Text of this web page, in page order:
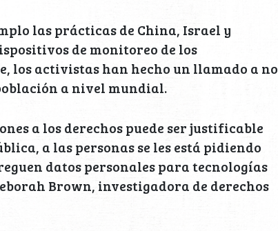
las prácticas de China, Israel y
de monitoreo de los
los activistas han hecho un llamado a no
a nivel mundial.
a los derechos puede ser justificable
a las personas se les está pidiendo
datos personales para tecnologías
Brown, investigadora de derechos